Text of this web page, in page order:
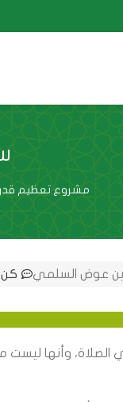
مشروع تعظيم قدر
بن عوض السلمي كن
وأنها